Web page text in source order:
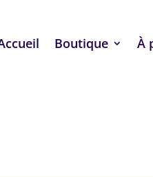
Boutique À